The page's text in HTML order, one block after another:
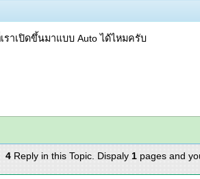
ราเปิดขึ้นมาแบบ Auto ได้ไหมครับ
4 Reply in this Topic. Dispaly 1 pages and